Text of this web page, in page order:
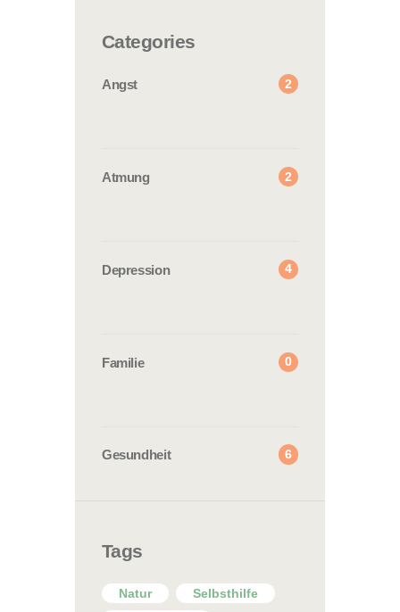
Categories
Angst 2
Atmung 2
Depression 4
Familie 0
Gesundheit 6
Tags
Natur
Selbsthilfe